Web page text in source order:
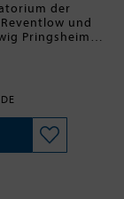
der
und
Pringsheim
Marianne von
- mutig
sie alle um 1900
deutsche Stadt
Zukunft zu
Augen, dass